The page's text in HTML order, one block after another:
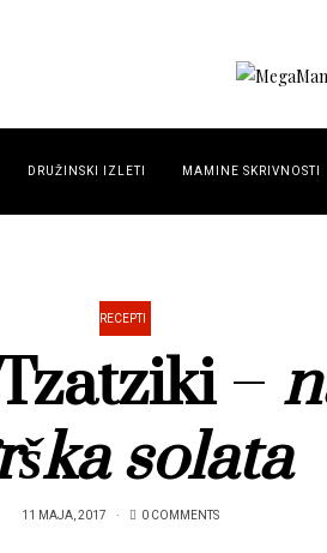
DRUŽINSKI IZLETI MAMINE SKRIVNOSTI
RECEPTI
–
solata
11 MAJA, 2017 0 COMMENTS